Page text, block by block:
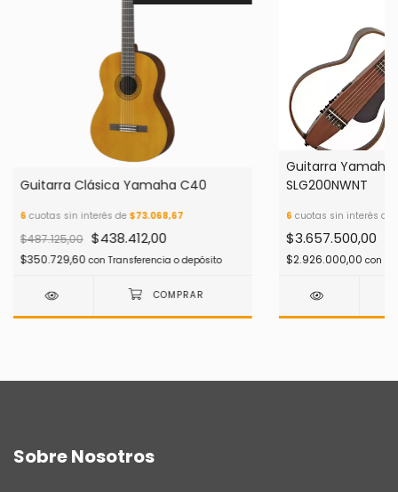
Guitarra Clásica Yamaha C40
6 cuotas sin interés de$73.068,67
$487.125,00 $438.412,00
$350.729,60con Transferencia o depósito
Guitarra Yamaha
SLG200NWNT
6 cuotas sin interés de
$3.657.500,00
$2.926.000,00 con
Sobre Nosotros